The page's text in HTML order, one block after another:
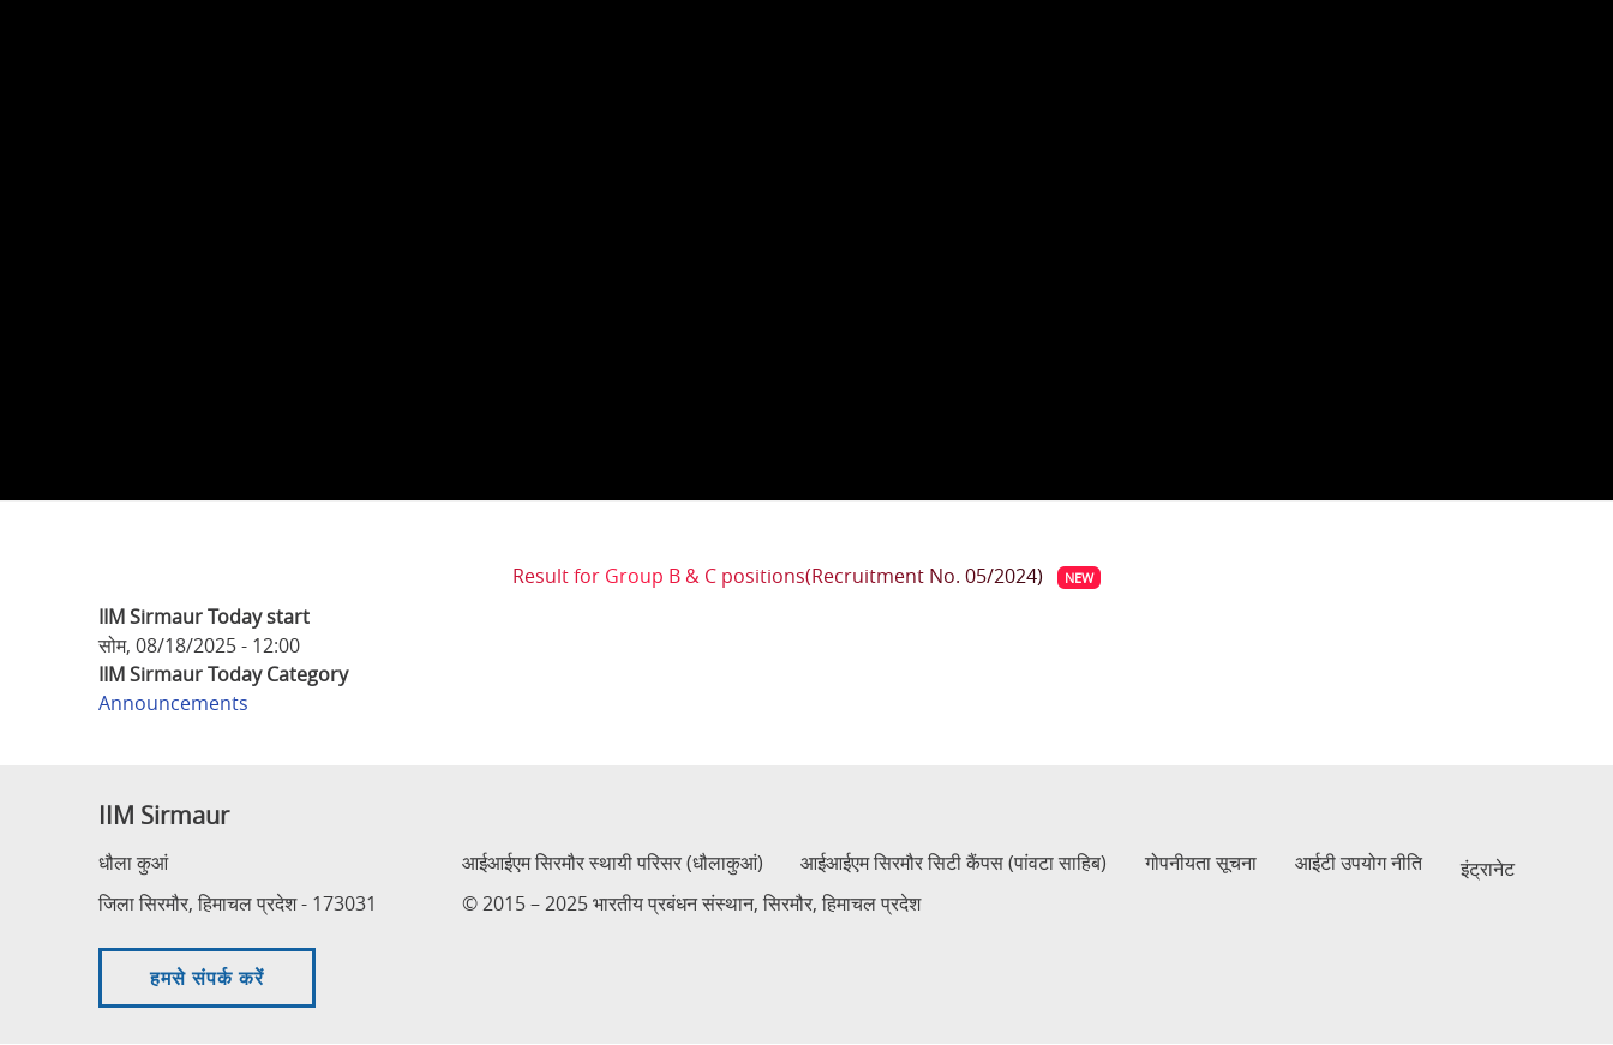
Result for Group B & C positions(Recruitment No. 05/2024) NEW
IIM Sirmaur Today start
सोम, 08/18/2025 - 12:00
IIM Sirmaur Today Category
Announcements
IIM Sirmaur
धौला कुआं
जिला सिरमौर, हिमाचल प्रदेश - 173031
हमसे संपर्क करें
आईआईएम सिरमौर स्थायी परिसर (धौलाकुआं) आईआईएम सिरमौर सिटी कैंपस (पांवटा साहिब) गोपनीयता सूचना आईटी उपयोग नीति
इंट्रानेट
© 2015 – 2025 भारतीय प्रबंधन संस्थान, सिरमौर, हिमाचल प्रदेश